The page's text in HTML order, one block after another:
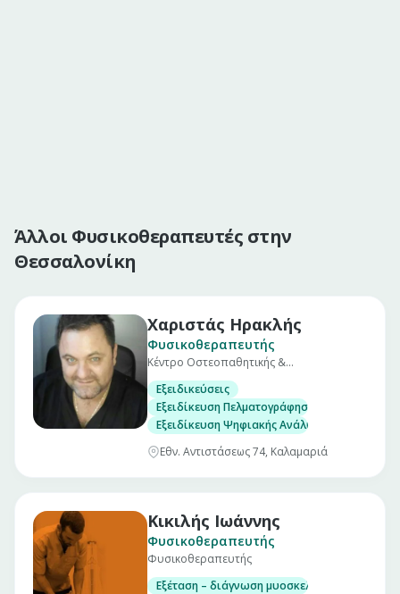
Άλλοι Φυσικοθεραπευτές στην
Θεσσαλονίκη
Χαριστάς Ηρακλής
Φυσικοθεραπευτής
Κέντρο Οστεοπαθητικής &
Εξειδικεύσεις
Εξειδίκευση Πελματογράφησης Comex
Εξειδίκευση Ψηφιακής Ανάλυσης
Εθν. Αντιστάσεως 74, Καλαμαριά
Κικιλής Ιωάννης
Φυσικοθεραπευτής
Φυσικοθεραπευτής
Εξέταση – διάγνωση μυοσκελετικών